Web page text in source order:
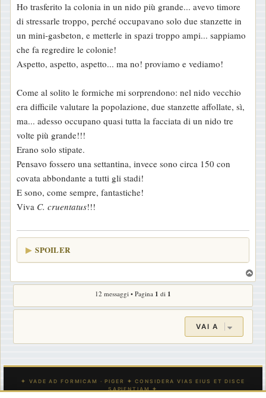
s
s
a
g
g
o
Ho trasferito la colonia in un nido più grande... avevo timore
di stressarle troppo, perché occupavano solo due stanzette in
un mini-gasbeton, e metterle in spazi troppo ampi... sappiamo
che fa regredire le colonie!
Aspetto, aspetto, aspetto... ma no! proviamo e vediamo!
Come al solito le formiche mi sorprendono: nel nido vecchio
era difficile valutare la popolazione, due stanzette affollate, sì,
ma... adesso occupano quasi tutta la facciata di un nido tre
volte più grande!!!
Erano solo stipate.
Pensavo fossero una settantina, invece sono circa 150 con
covata abbondante a tutti gli stadi!
E sono, come sempre, fantastiche!
Viva C. cruentatus!!!
SPOILER
o
12 messaggi • Pagina 1 di 1
VAI A